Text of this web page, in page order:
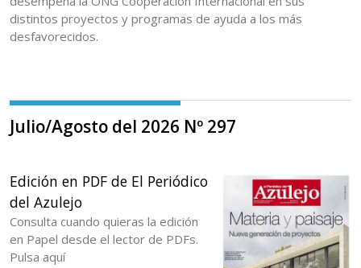
distintos proyectos y programas de ayuda a los más
desfavorecidos.
Julio/Agosto del 2026 Nº 297
Edición en PDF de El Periódico
del Azulejo
Consulta cuando quieras la edición
en Papel desde el lector de PDFs.
Pulsa aquí